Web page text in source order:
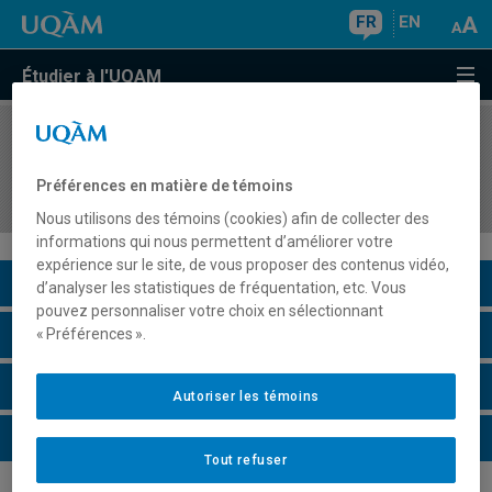
FR EN
Étudier à l'UQAM
COURS//
hôtellerie et restauration
Description du cours
Horaire - Été 2026
Horaire - Automne 2026
Horaire - Hiver 2027
Préférences en matière de témoins
Nous utilisons des témoins (cookies) afin de collecter des
informations qui nous permettent d’améliorer votre
expérience sur le site, de vous proposer des contenus vidéo,
d’analyser les statistiques de fréquentation, etc. Vous
pouvez personnaliser votre choix en sélectionnant
« Préférences ».
Tout refuser
Autoriser les témoins